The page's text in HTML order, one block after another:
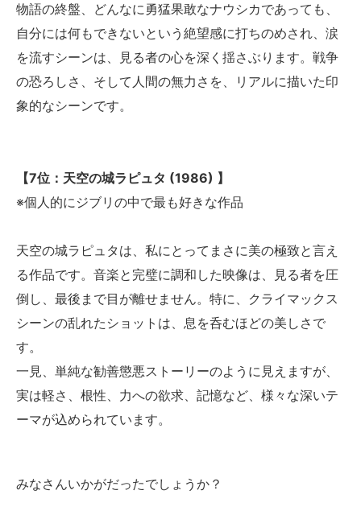
物語の終盤、どんなに勇猛果敢なナウシカであっても、
自分には何もできないという絶望感に打ちのめされ、涙
を流すシーンは、見る者の心を深く揺さぶります。戦争
の恐ろしさ、そして人間の無力さを、リアルに描いた印
象的なシーンです。
【7位：天空の城ラピュタ (1986) 】
※個人的にジブリの中で最も好きな作品
天空の城ラピュタは、私にとってまさに美の極致と言え
る作品です。音楽と完璧に調和した映像は、見る者を圧
倒し、最後まで目が離せません。特に、クライマックス
シーンの乱れたショットは、息を呑むほどの美しさで
す。
一見、単純な勧善懲悪ストーリーのように見えますが、
実は軽さ、根性、力への欲求、記憶など、様々な深いテ
ーマが込められています。
みなさんいかがだったでしょうか？